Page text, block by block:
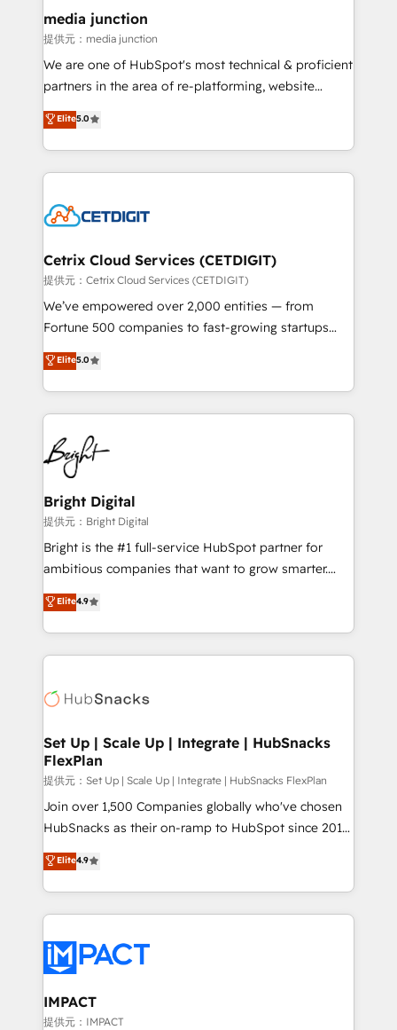
Mexico, USA, and Portugal—we've executed over a
hundred successful operations. Our approach,
rooted in RevOps principles, integrates analysis,
training, planning, and qualification. Leveraging
inbound marketing tactics, we focus on
understanding, nurturing, and converting leads.
competitive market.
media junction
提供元：media junction
We are one of HubSpot's most technical & proficient
partners in the area of re-platforming, website
design & development. We specialize in multi-hub
implementations for mid-market & enterprise
companies. We are woman-owned, powered by
coffee, and we ❤️ dogs. We produce award-winning
Impact Award 🏆2022 Technical Expertise Impact
Award 🏆2020 Elite Solutions Partner 🏆2019
Integrations HubSpot Impact Award 🏆2019
Marketing Enablement HubSpot Impact Award 🏆
2018 Website Design HubSpot Impact Award 🏆2017
Growth-Driven Design Agency of the Year 🏆2016
Sales Enablement HubSpot Impact Award 🏆2015
HubSpot COS Performance Award 🏆2014 HubSpot
COS Design Award 🏆2013 HubSpot Marketplace
Partner 📆Founded in 1997
Elite5.0
Cetrix Cloud Services (CETDIGIT)
提供元：Cetrix Cloud Services (CETDIGIT)
We’ve empowered over 2,000 entities — from
Fortune 500 companies to fast-growing startups
and nonprofits — to streamline operations, scale
revenue, and unlock the full potential of HubSpot.
With deep technical and industry expertise, we fuse
automation, integration, and AI innovation to deliver
lasting impact. We specialize in: • Turnkey and end-
to-end HubSpot implementations • Onboarding for
Sales, Service, Marketing & Content Hubs • AI voice
and chat agents, predictive automation, and smart
workflows • Salesforce + HubSpot integration •
RevOps and AI-driven sales enablement • Website
design and CMS development • ERP integration: SAP,
and CRM migration from any platform •
Client/member portals built on HubSpot • Custom
WooCommerce, BuilderTrend, and more Experience
the difference — reach out to see how AI + HubSpot
Elite5.0
Bright Digital
提供元：Bright Digital
Bright is the #1 full-service HubSpot partner for
ambitious companies that want to grow smarter.
From HubSpot onboarding, to training, from
developing a new website to lead generation and
digital marketing; we do it all (and with great
results)! In short, our services include: - HubSpot
HubSpot development: websites, custom modules,
marketing, advertising, campaigns, content and
design We connect people, data and technology to
improve customer experiences. With our bright
people, exciting ideas and can-do mentality, we
ensure revenue growth on a daily basis. So tell us
team of 100+ experts is ready for you! Driving digital
growth | www.brightdigital.com
Elite4.9
Set Up | Scale Up | Integrate | HubSnacks
FlexPlan
提供元：Set Up | Scale Up | Integrate | HubSnacks FlexPlan
Join over 1,500 Companies globally who've chosen
HubSnacks as their on-ramp to HubSpot since 2014
Simple pay-as-you-go plans that accelerate value...
1️⃣ Set Up | Onboarding New or Check-fixing existing
HubSpot portals 2️⃣ Scale Up | 100% HubSpot Task
Execution... Global 24/7 ... All Experts 3️⃣ Integrate |
Slash months from your API Integration project... ⬅️
Click "Contact Business" ⬅️ to access 150+ Kickstart
Integration templates that put HubSpot in the center
of your tech stack, syncing... 🛍️ Shopify or
Elite4.9
IMPACT
提供元：IMPACT